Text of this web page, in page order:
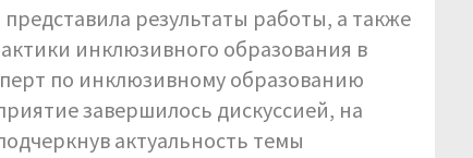
результаты работы, а также
инклюзивного образования в
по инклюзивному образованию
завершилось дискуссией, на
актуальность темы